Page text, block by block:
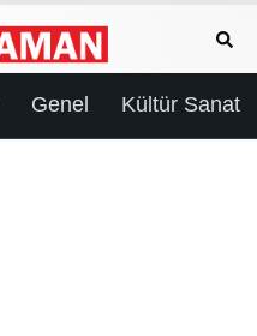
Genel Kültür Sanat